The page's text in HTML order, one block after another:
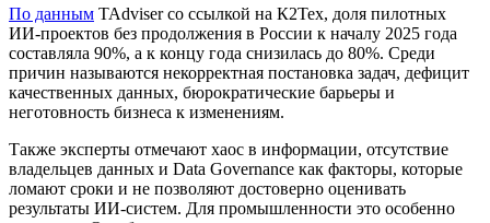
По данным TAdviser со ссылкой на К2Тех, доля пилотных
ИИ-проектов без продолжения в России к началу 2025 года
составляла 90%, а к концу года снизилась до 80%. Среди
причин называются некорректная постановка задач, дефицит
качественных данных, бюрократические барьеры и
неготовность бизнеса к изменениям.
Также эксперты отмечают хаос в информации, отсутствие
владельцев данных и Data Governance как факторы, которые
ломают сроки и не позволяют достоверно оценивать
результаты ИИ-систем. Для промышленности это особенно